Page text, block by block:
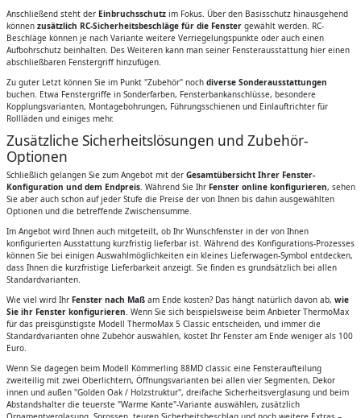
Anschließend steht der Einbruchsschutzim Fokus. Über den Basisschutz hinausgehend
können zusätzlich RC-Sicherheitsbeschläge für die Fenstergewählt werden. RC-
Beschläge können je nach Variante weitere Verriegelungspunkte oder auch einen
Aufbohrschutz beinhalten. Des Weiteren kann man seiner Fensterausstattung hier einen
abschließbaren Fenstergriff hinzufügen.
Zu guter Letzt können Sie im Punkt "Zubehör" noch diverse Sonderausstattungen
buchen. Etwa Fenstergriffe in Sonderfarben, Fensterbankanschlüsse, besondere
Kopplungsvarianten, Montagebohrungen, Führungsschienen und Einlauftrichter für
Rollläden und einiges mehr.
Zusätzliche Sicherheitslösungen und Zubehör-
Optionen
Schließlich gelangen Sie zum Angebot mit der Gesamtübersicht Ihrer Fenster-
Konfiguration und dem Endpreis. Während Sie Ihr Fenster online konfigurieren, sehen
Sie aber auch schon auf jeder Stufe die Preise der von Ihnen bis dahin ausgewählten
Optionen und die betreffende Zwischensumme.
Im Angebot wird Ihnen auch mitgeteilt, ob Ihr Wunschfenster in der von Ihnen
konfigurierten Ausstattung kurzfristig lieferbar ist. Während des Konfigurations-Prozesses
können Sie bei einigen Auswahlmöglichkeiten ein kleines Lieferwagen-Symbol entdecken,
dass Ihnen die kurzfristige Lieferbarkeit anzeigt. Sie finden es grundsätzlich bei allen
Standardvarianten.
Wie viel wird Ihr Fenster nach Maßam Ende kosten? Das hängt natürlich davon ab, wie
Sie ihr Fenster konfigurieren. Wenn Sie sich beispielsweise beim Anbieter ThermoMax
für das preisgünstigste Modell ThermoMax 5 Classic entscheiden, und immer die
Standardvarianten ohne Zubehör auswählen, kostet Ihr Fenster am Ende weniger als 100
Euro.
Wenn Sie dagegen beim Modell Kömmerling 88MD classic eine Fensteraufteilung
zweiteilig mit zwei Oberlichtern, Öffnungsvarianten bei allen vier Segmenten, Dekor
innen und außen "Golden Oak / Holzstruktur", dreifache Sicherheitsverglasung und beim
Abstandshalter die teuerste "Warme Kante"-Variante auswählen, zusätzlich